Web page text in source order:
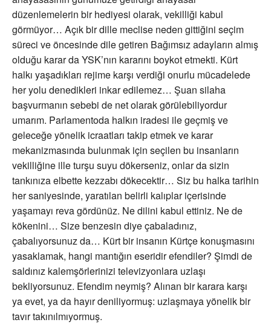
düzenlemelerin bir hediyesi olarak, vekilliği kabul
görmüyor… Açık bir dille meclise neden gittiğini seçim
süreci ve öncesinde dile getiren Bağımsız adayların almış
olduğu karar da YSK’nın kararını boykot etmekti. Kürt
halkı yaşadıkları rejime karşı verdiği onurlu mücadelede
her yolu denedikleri inkar edilemez… Şuan silaha
başvurmanın sebebi de net olarak görülebiliyordur
umarım. Parlamentoda halkın iradesi ile geçmiş ve
geleceğe yönelik icraatları takip etmek ve karar
mekanizmasında bulunmak için seçilen bu insanların
vekilliğine ille turşu suyu dökerseniz, onlar da sizin
tankınıza elbette kezzabı dökecektir… Siz bu halka tarihin
her saniyesinde, yaratılan belirli kalıplar içerisinde
yaşamayı reva gördünüz. Ne dilini kabul ettiniz. Ne de
kökenini… Size benzesin diye çabaladınız,
çabalıyorsunuz da… Kürt bir insanın Kürtçe konuşmasını
yasaklamak, hangi mantığın eseridir efendiler? Şimdi de
saldınız kalemşörlerinizi televizyonlara uzlaşı
bekliyorsunuz. Efendim neymiş? Alınan bir karara karşı
ya evet, ya da hayır deniliyormuş: uzlaşmaya yönelik bir
tavır takınılmıyormuş.